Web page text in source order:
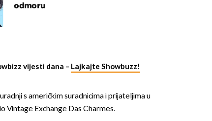
odmoru
vijesti dana – Lajkajte Showbuzz!
s američkim suradnicima i prijateljima u
Vintage Exchange Das Charmes.